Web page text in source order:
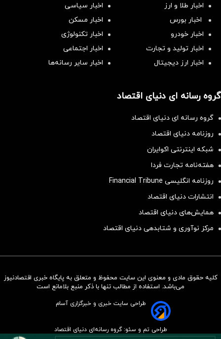
سرمایه‌گذاری همسنگ با شاخص
اخبار طلا و ارز
اخبار سیاسی
اخبار بورس
اخبار مسکن
اخبار خودرو
اخبار تکنولوژی
اخبار تولید و تجارت
اخبار اجتماعی
اخبار ارز دیجیتال
اخبار سایر رسانه‌‌ها
گروه رسانه ای دنیای اقتصاد
گروه رسانه ای دنیای اقتصاد
روزنامه دنیای اقتصاد
شبکه اینترنتی اکوایران
هفته‌نامه تجارت فردا
روزنامه انگلیسی Financial Tribune
انتشارات دنیای اقتصاد
همایش‌های دنیای اقتصاد
مرکز نوآوری و شتابدهی دنیای اقتصاد
کلیه حقوق مادی و معنوی این سایت محفوظ و متعلق به پایگاه خبری اقتصادنیوز
می‌باشد. استفاده از مطالب تنها با ذکر منبع بلامانع است
طراحی سایت خبری و خبرگزاری آسام
طراحی تم و سئو: گروه رسانه‌ای دنیای اقتصاد